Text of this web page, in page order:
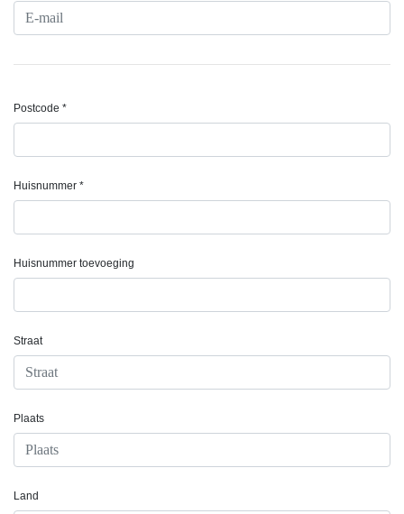
Postcode *
Huisnummer *
Huisnummer toevoeging
Straat
Plaats
Land